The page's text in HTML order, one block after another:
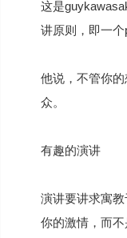
这是
讲原则，即一
他说，不管你
众。
有趣的演讲
演讲要讲求寓
你的激情，而不